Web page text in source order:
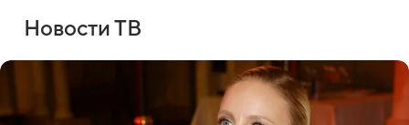
Новости ТВ